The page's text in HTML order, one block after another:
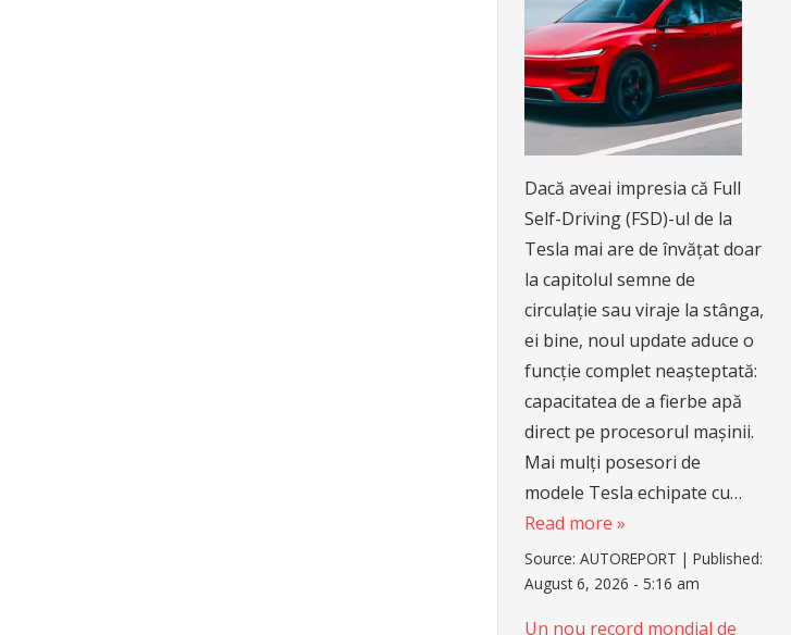
Dacă aveai impresia că Full
Self-Driving (FSD)-ul de la
Tesla mai are de învățat doar
la capitolul semne de
circulație sau viraje la stânga,
ei bine, noul update aduce o
funcție complet neașteptată:
capacitatea de a fierbe apă
direct pe procesorul mașinii.
Mai mulți posesori de
modele Tesla echipate cu…
Read more »
Source:AUTOREPORT |Published:
August 6, 2026 - 5:16 am
Un nou record mondial de